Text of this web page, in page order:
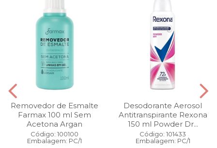
Removedor de Esmalte
Farmax 100 ml Sem
Acetona Argan
Código: 100100
Embalagem: PC/1
Desodorante Aerosol
Antitranspirante Rexona
150 ml Powder Dr...
Código: 101433
Embalagem: PC/1